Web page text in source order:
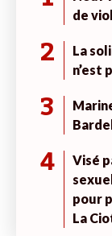
de
2
La
n’est
3
4
Visé
pour
La